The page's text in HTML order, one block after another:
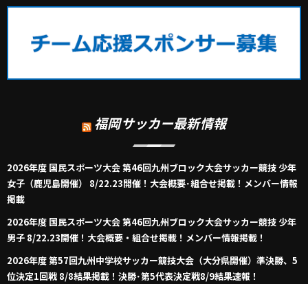
福岡サッカー最新情報
2026年度 国民スポーツ大会 第46回九州ブロック大会サッカー競技 少年
女子（鹿児島開催） 8/22.23開催！大会概要･組合せ掲載！メンバー情報
掲載
2026年度 国民スポーツ大会 第46回九州ブロック大会サッカー競技 少年
男子 8/22.23開催！大会概要・組合せ掲載！メンバー情報掲載！
2026年度 第57回九州中学校サッカー競技大会（大分県開催）準決勝、5
位決定1回戦 8/8結果掲載！決勝･第5代表決定戦8/9結果速報！